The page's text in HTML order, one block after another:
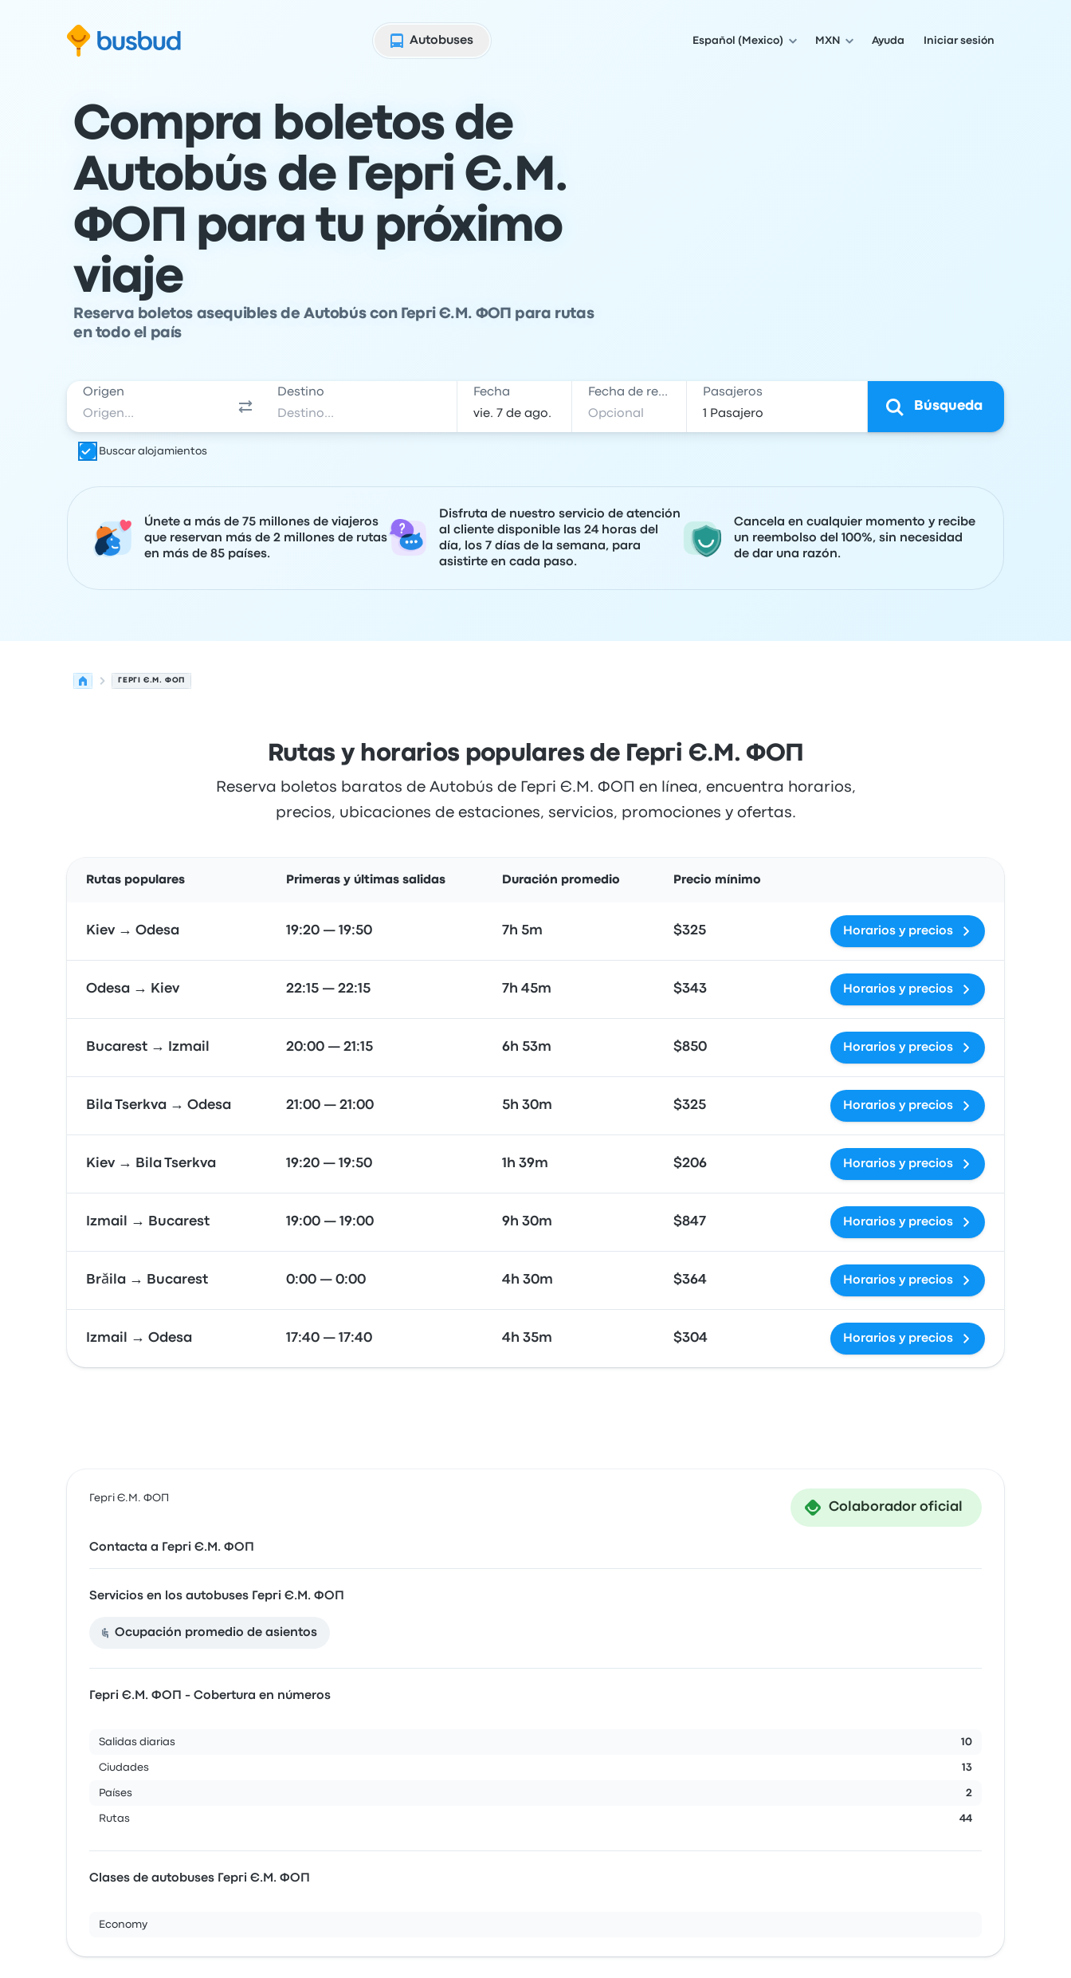
Autobuses
Español (Mexico) MXN Ayuda Iniciar sesión
Compra boletos de
Autobús de Гергі Є.М.
ФОП para tu próximo
viaje
Reserva boletos asequibles de Autobús con Гергі Є.М. ФОП para rutas
en todo el país
Origen Destino Fecha Fecha de regreso Pasajeros
Búsqueda
Buscar alojamientos
Únete a más de 75 millones de viajeros
que reservan más de 2 millones de rutas
en más de 85 países.
Disfruta de nuestro servicio de atención
al cliente disponible las 24 horas del
día, los 7 días de la semana, para
asistirte en cada paso.
Cancela en cualquier momento y recibe
un reembolso del 100%, sin necesidad
de dar una razón.
ГЕРГІ Є.М. ФОП
Rutas y horarios populares de Гергі Є.М. ФОП
Reserva boletos baratos de Autobús de Гергі Є.М. ФОП en línea, encuentra horarios,
precios, ubicaciones de estaciones, servicios, promociones y ofertas.
Rutas populares Primeras y últimas salidas Duración promedio Precio mínimo
Kiev → Odesa 19:20 — 19:50 7h 5m $325 Horarios y precios
Odesa → Kiev 22:15 — 22:15 7h 45m $343 Horarios y precios
Bucarest → Izmail 20:00 — 21:15 6h 53m $850 Horarios y precios
Bila Tserkva → Odesa 21:00 — 21:00 5h 30m $325 Horarios y precios
Kiev → Bila Tserkva 19:20 — 19:50 1h 39m $206 Horarios y precios
Izmail → Bucarest 19:00 — 19:00 9h 30m $847 Horarios y precios
Brăila → Bucarest 0:00 — 0:00 4h 30m $364 Horarios y precios
Izmail → Odesa 17:40 — 17:40 4h 35m $304 Horarios y precios
Гергі Є.М. ФОП
Colaborador oficial
Contacta a Гергі Є.М. ФОП
Servicios en los autobuses Гергі Є.М. ФОП
Ocupación promedio de asientos
Гергі Є.М. ФОП - Cobertura en números
Salidas diarias 10
Ciudades 13
Países 2
Rutas 44
Clases de autobuses Гергі Є.М. ФОП
Economy